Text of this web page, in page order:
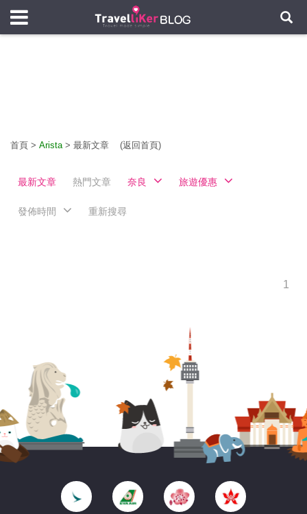
首頁 > Arista> 最新文章 (返回首頁)
最新文章 熱門文章 奈良 旅遊優惠
發佈時間 重新搜尋
1